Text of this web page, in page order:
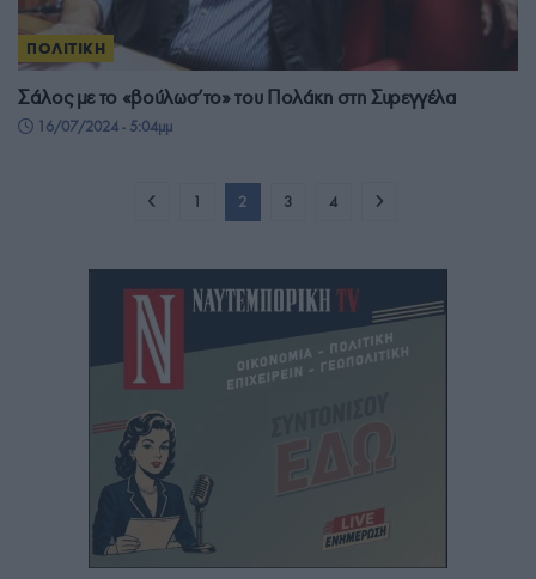
ΠΟΛΙΤΙΚΗ
Σάλος με το «βούλωσ’το» του Πολάκη στη Συρεγγέλα
16/07/2024 - 5:04μμ
1 2 3 4